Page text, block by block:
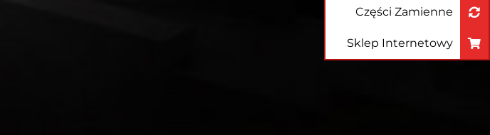
Części Zamienne
Sklep Internetowy